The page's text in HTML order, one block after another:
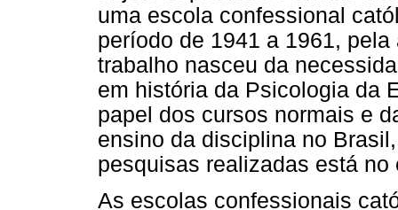
uma escola confessional
período de 1941 a 1961,
trabalho nasceu da
em história da Psicologia da
papel dos cursos normais e
ensino da disciplina no
pesquisas realizadas está
As escolas confessionais